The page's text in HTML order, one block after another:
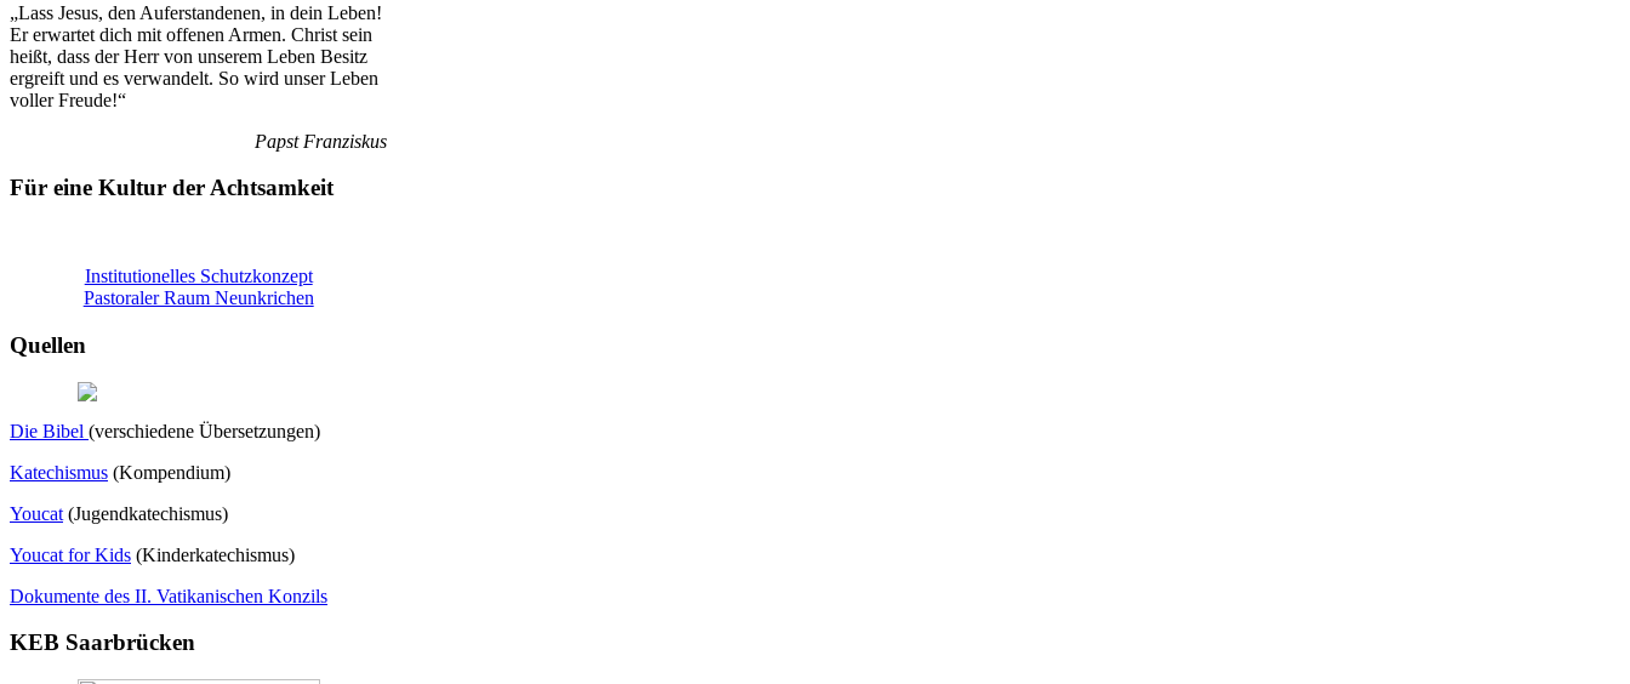
„Lass Jesus, den Auferstandenen, in dein Leben!
Er erwartet dich mit offenen Armen. Christ sein
heißt, dass der Herr von unserem Leben Besitz
ergreift und es verwandelt. So wird unser Leben
voller Freude!“
Papst Franziskus
Für eine Kultur der Achtsamkeit
Institutionelles Schutzkonzept
Pastoraler Raum Neunkrichen
Quellen
Die Bibel (verschiedene Übersetzungen)
Katechismus (Kompendium)
Youcat (Jugendkatechismus)
Youcat for Kids (Kinderkatechismus)
Dokumente des II. Vatikanischen Konzils
KEB Saarbrücken